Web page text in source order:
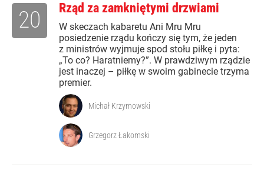
Rząd za zamkniętymi drzwiami
W skeczach kabaretu Ani Mru Mru
posiedzenie rządu kończy się tym, że jeden
z ministrów wyjmuje spod stołu piłkę i pyta:
„To co? Haratniemy?”. W prawdziwym rządzie
jest inaczej – piłkę w swoim gabinecie trzyma
premier.
20
Michał Krzymowski
Grzegorz Łakomski